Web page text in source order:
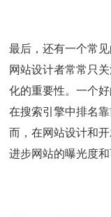
最后，还有一个常
网站设计者常常只
化的重要性。一个
在搜索引擎中排名
而，在网站设计和
进步网站的曝光度和